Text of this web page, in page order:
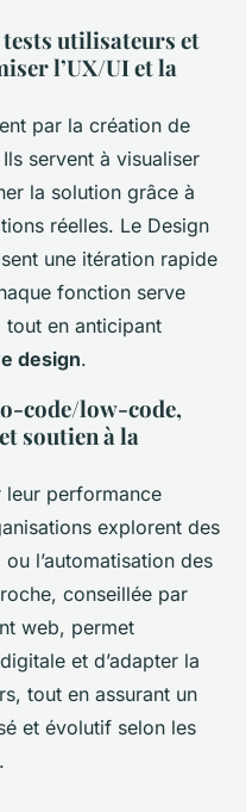
utilisateurs et
l’UX/UI et la
par la création de
servent à visualiser
la solution grâce à
réelles. Le Design
une itération rapide
fonction serve
tout en anticipant
design.
code/low-code,
soutien à la
leur performance
explorent des
ou l’automatisation des
conseillée par
web, permet
et d’adapter la
tout en assurant un
et évolutif selon les